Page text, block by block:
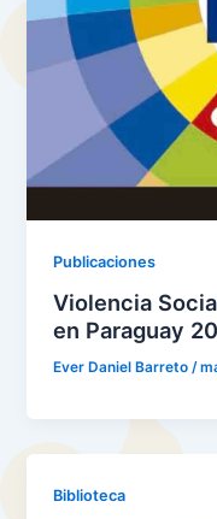
Publicaciones
Violencia
en Paraguay
Ever Daniel Barreto/
Biblioteca